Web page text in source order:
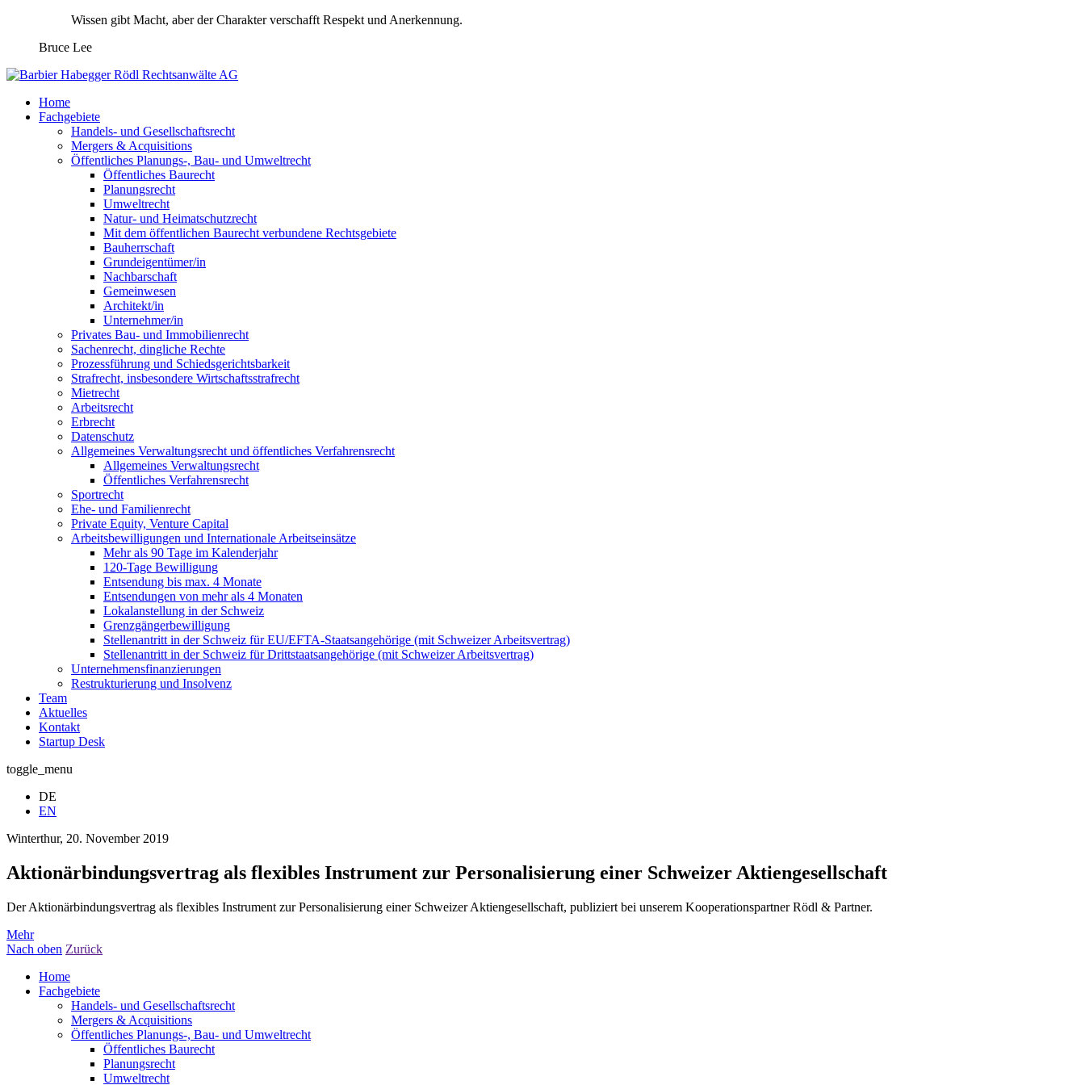
Wissen gibt Macht, aber der Charakter verschafft Respekt und Anerkennung.
Bruce Lee
Home
Fachgebiete
Handels- und Gesellschaftsrecht
Mergers & Acquisitions
Öffentliches Planungs-, Bau- und Umweltrecht
Öffentliches Baurecht
Planungsrecht
Umweltrecht
Natur- und Heimatschutzrecht
Mit dem öffentlichen Baurecht verbundene Rechtsgebiete
Bauherrschaft
Grundeigentümer/in
Nachbarschaft
Gemeinwesen
Architekt/in
Unternehmer/in
Privates Bau- und Immobilienrecht
Sachenrecht, dingliche Rechte
Prozessführung und Schiedsgerichtsbarkeit
Strafrecht, insbesondere Wirtschaftsstrafrecht
Mietrecht
Arbeitsrecht
Erbrecht
Datenschutz
Allgemeines Verwaltungsrecht und öffentliches Verfahrensrecht
Allgemeines Verwaltungsrecht
Öffentliches Verfahrensrecht
Sportrecht
Ehe- und Familienrecht
Private Equity, Venture Capital
Arbeitsbewilligungen und Internationale Arbeitseinsätze
Mehr als 90 Tage im Kalenderjahr
120-Tage Bewilligung
Entsendung bis max. 4 Monate
Entsendungen von mehr als 4 Monaten
Lokalanstellung in der Schweiz
Grenzgängerbewilligung
Stellenantritt in der Schweiz für EU/EFTA-Staatsangehörige (mit Schweizer Arbeitsvertrag)
Stellenantritt in der Schweiz für Drittstaatsangehörige (mit Schweizer Arbeitsvertrag)
Unternehmensfinanzierungen
Restrukturierung und Insolvenz
Team
Aktuelles
Kontakt
Startup Desk
toggle_menu
DE
EN
Winterthur, 20. November 2019
Aktionärbindungsvertrag als flexibles Instrument zur Personalisierung einer Schweizer Aktiengesellschaft
Der Aktionärbindungsvertrag als flexibles Instrument zur Personalisierung einer Schweizer Aktiengesellschaft, publiziert bei unserem Kooperationspartner Rödl & Partner.
Mehr
Nach oben Zurück
Home
Fachgebiete
Handels- und Gesellschaftsrecht
Mergers & Acquisitions
Öffentliches Planungs-, Bau- und Umweltrecht
Öffentliches Baurecht
Planungsrecht
Umweltrecht